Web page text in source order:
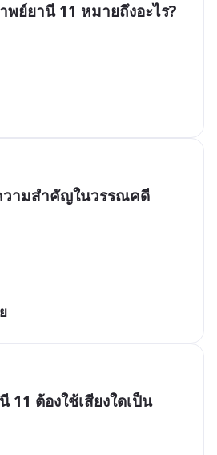
ย์ยานี 11 หมายถึงอะไร?
วามสำคัญในวรรณคดี
11 ต้องใช้เสียงใดเป็น